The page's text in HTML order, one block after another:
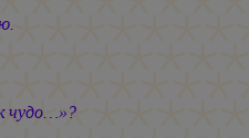
чудо…»?